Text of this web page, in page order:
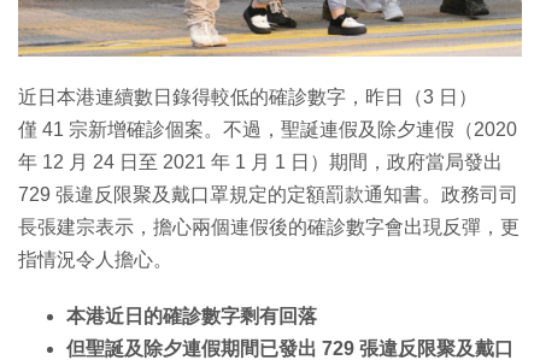
近日本港連續數日錄得較低的確診數字，昨日（3 日）
僅 41 宗新增確診個案。不過，聖誕連假及除夕連假（2020
年 12 月 24 日至 2021 年 1 月 1 日）期間，政府當局發出
729 張違反限聚及戴口罩規定的定額罰款通知書。政務司司
長張建宗表示，擔心兩個連假後的確診數字會出現反彈，更
指情況令人擔心。
本港近日的確診數字剩有回落
但聖誕及除夕連假期間已發出 729 張違反限聚及戴口